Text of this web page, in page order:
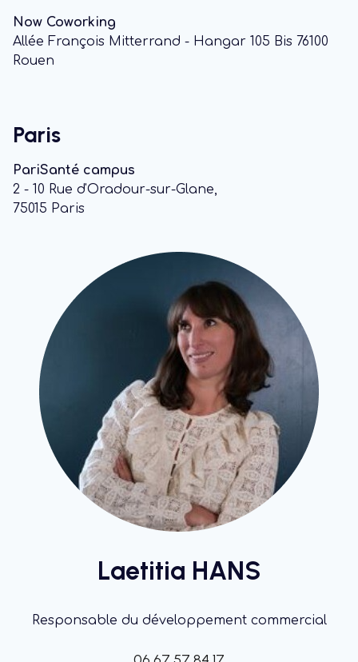
Now Coworking
Allée François Mitterrand - Hangar 105 Bis 76100
Rouen
Paris
PariSanté campus
2 - 10 Rue d'Oradour-sur-Glane,
75015 Paris
Laetitia HANS
Responsable du développement commercial